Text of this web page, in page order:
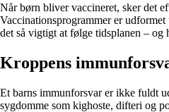
Når børn bliver vaccineret, sker det
Vaccinationsprogrammer er
det så vigtigt at følge tidsplanen – og
Kroppens
Et barns immunforsvar er ikke fuldt
sygdomme som kighoste, difteri og